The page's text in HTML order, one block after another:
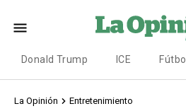
Donald Trump ICE Fútbol
La Opinión Entretenimiento